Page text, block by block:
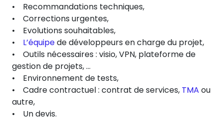
• Recommandations techniques,
• Corrections urgentes,
• Evolutions souhaitables,
• L’équipede développeurs en charge du projet,
• Outils nécessaires : visio, VPN, plateforme de
gestion de projets, …
• Environnement de tests,
• Cadre contractuel : contrat de services, TMA ou
autre,
• Un devis.